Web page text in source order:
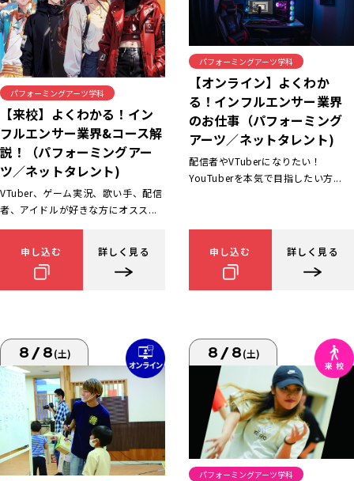
パフォーミングアーツ学科
【来校】よくわかる！イン
フルエンサー業界&コース解
説！（パフォーミングアー
ツ／ネットタレント)
VTuber、ゲーム実況、歌い手、配信
者、アイドルが好きな方にオスス...
申し込む 詳しく見る
パフォーミングアーツ学科
【オンライン】よくわか
る！インフルエンサー業界
のお仕事（パフォーミング
アーツ／ネットタレント)
配信者やVTuberになりたい！
YouTuberを本気で目指したい方...
申し込む 詳しく見る
8/8(土) 8/8(土)
パフォーミングアーツ学科